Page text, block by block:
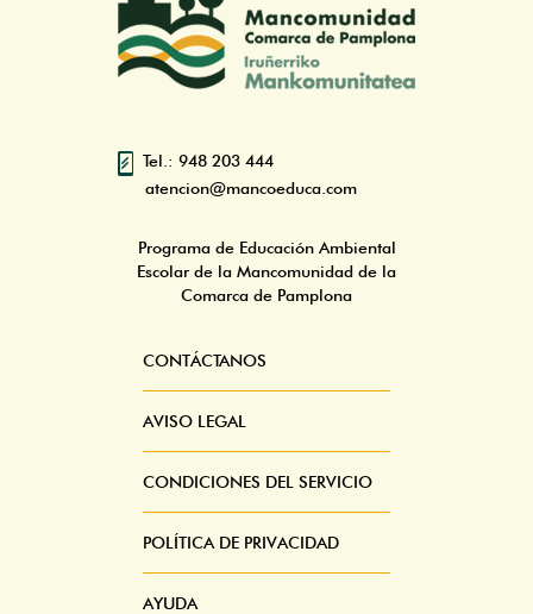
Tel.: 948 203 444
atencion@mancoeduca.com
Programa de Educación Ambiental
Escolar de la Mancomunidad de la
Comarca de Pamplona
Pie
Menú
CONTÁCTANOS
AVISO LEGAL
CONDICIONES DEL SERVICIO
POLÍTICA DE PRIVACIDAD
AYUDA